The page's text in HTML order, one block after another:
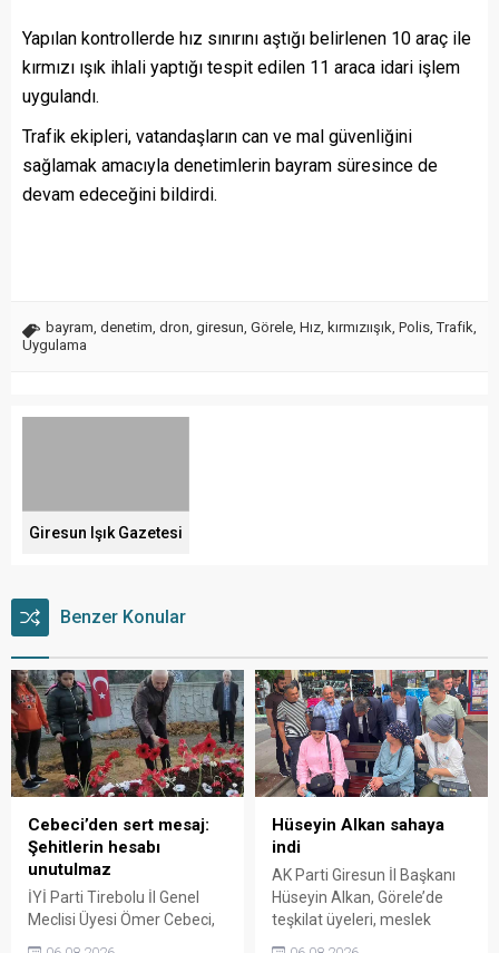
Yapılan kontrollerde hız sınırını aştığı belirlenen 10 araç ile
kırmızı ışık ihlali yaptığı tespit edilen 11 araca idari işlem
uygulandı.
Trafik ekipleri, vatandaşların can ve mal güvenliğini
sağlamak amacıyla denetimlerin bayram süresince de
devam edeceğini bildirdi.
bayram, denetim, dron, giresun, Görele, Hız, kırmızıışık, Polis,Trafik,
Uygulama
Giresun Işık Gazetesi
Benzer Konular
Cebeci’den sert mesaj:
Şehitlerin hesabı
unutulmaz
İYİ Parti Tirebolu İl Genel
Meclisi Üyesi Ömer Cebeci,
Hüseyin Alkan sahaya
indi
AK Parti Giresun İl Başkanı
Hüseyin Alkan, Görele’de
teşkilat üyeleri, meslek